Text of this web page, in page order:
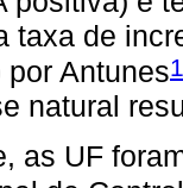
taxa de
Antunes
natural
as UF